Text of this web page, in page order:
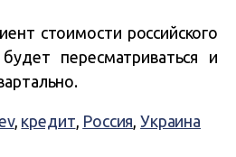
стоимости российского
пересматриваться и
, кредит, Россия,Украина